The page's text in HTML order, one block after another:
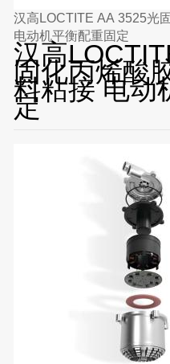
汉高LOCTITE AA 3525光
电动机平衡配重固定
汉高
固化丙烯酸
料粘接 电动
定